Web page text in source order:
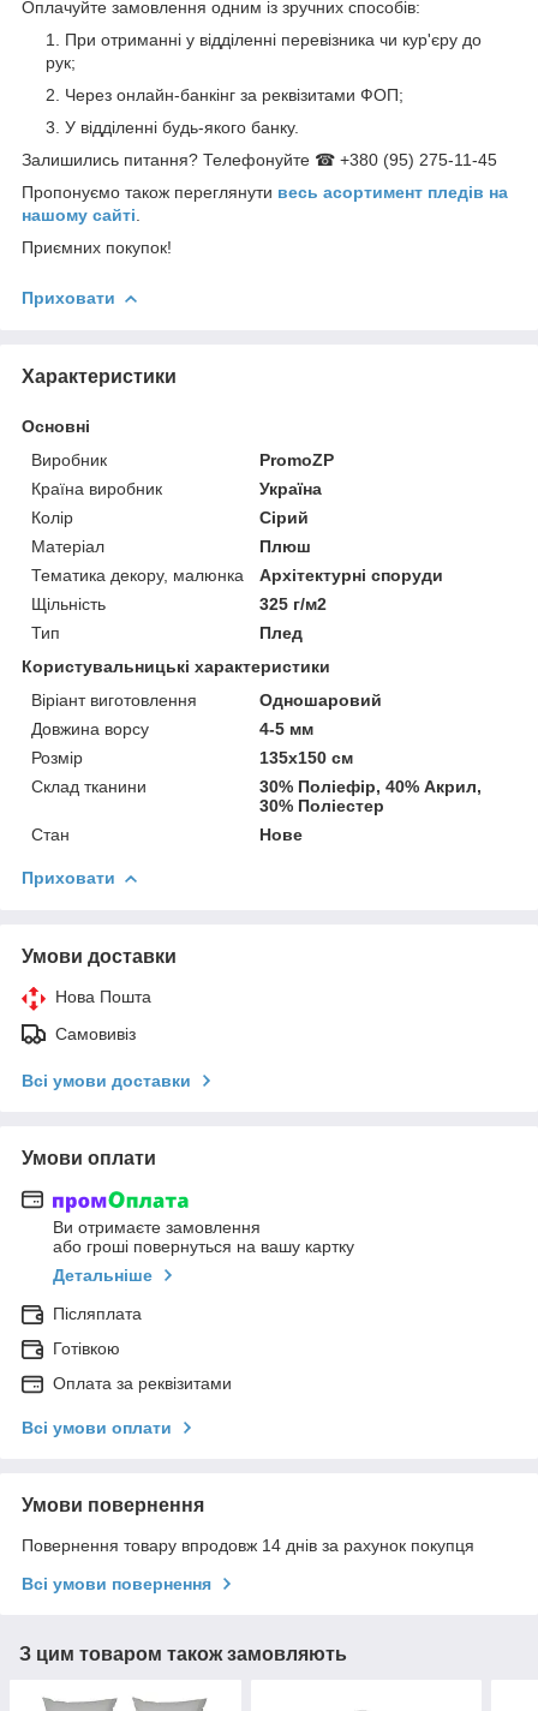
Оплачуйте замовлення одним із зручних способів:
При отриманні у відділенні перевізника чи кур'єру до
рук;
Через онлайн-банкінг за реквізитами ФОП;
У відділенні будь-якого банку.
Залишились питання? Телефонуйте ☎ +380 (95) 275-11-45
Пропонуємо також переглянути весь асортимент пледів на
нашому сайті
Приємних покупок!
Приховати
Характеристики
Основні
Виробник
PromoZP
Країна виробник
Україна
Колір
Сірий
Матеріал
Плюш
Тематика декору, малюнка
Архітектурні споруди
Щільність
325 г/м2
Тип
Плед
Користувальницькі характеристики
Віріант виготовлення
Одношаровий
Довжина ворсу
4-5 мм
Розмір
135х150 см
Склад тканини
30% Поліефір, 40% Акрил,
30% Поліестер
Стан
Нове
Приховати
Умови доставки
Нова Пошта
Самовивіз
Всі умови доставки
Умови оплати
Ви отримаєте замовлення
або гроші повернуться на вашу картку
Детальніше
Післяплата
Готівкою
Оплата за реквізитами
Всі умови оплати
Умови повернення
Повернення товару впродовж 14 днів за рахунок покупця
Всі умови повернення
З цим товаром також замовляють